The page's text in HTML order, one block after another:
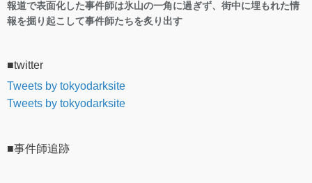
報道で表面化した事件師は氷山の一角に過ぎず、街中に埋もれた情
報を掘り起こして事件師たちを炙り出す
■twitter
Tweets by tokyodarksite
Tweets by tokyodarksite
■事件師追跡